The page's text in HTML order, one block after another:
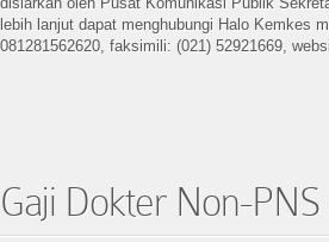
lebih lanjut dapat menghubungi Halo Kemkes
081281562620, faksimili: (021) 52921669,
Gaji Dokter Non-